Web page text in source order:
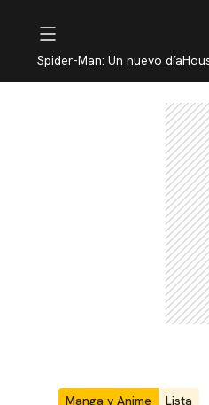
Spider-Man: Un nuevo día
Manga y Anime Lista